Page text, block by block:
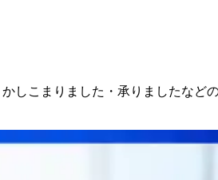
しこまりました・承りましたなど